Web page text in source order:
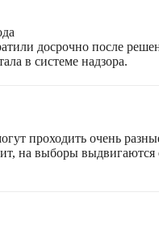
досрочно после
в системе надзора.
проходить очень
на выборы